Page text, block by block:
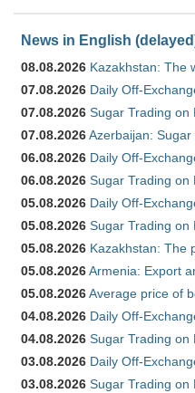
News in English
08.08.2026 Kazakhstan: The
07.08.2026 Daily Off-
07.08.2026 Sugar Trading on
07.08.2026Azerbaijan:
06.08.2026 Daily Off-
06.08.2026 Sugar Trading on
05.08.2026 Daily Off-
05.08.2026 Sugar Trading on
05.08.2026 Kazakhstan: The
05.08.2026Armenia: Export
05.08.2026Average price of
04.08.2026 Daily Off-
04.08.2026 Sugar Trading on
03.08.2026 Daily Off-
03.08.2026 Sugar Trading on